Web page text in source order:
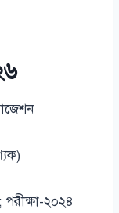
পরীক্ষা-২০২৪